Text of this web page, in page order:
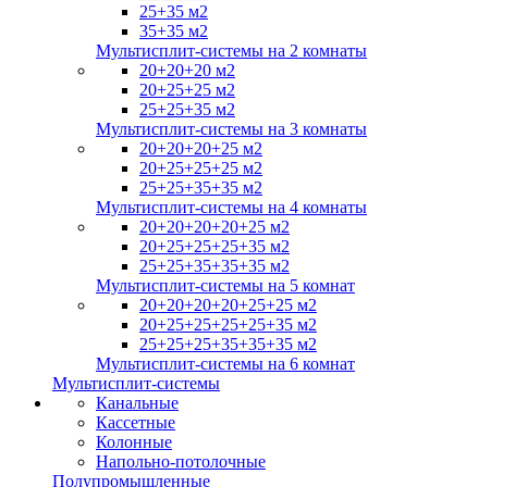
25+35 м2
35+35 м2
Мультисплит-системы на 2 комнаты
20+20+20 м2
20+25+25 м2
25+25+35 м2
Мультисплит-системы на 3 комнаты
20+20+20+25 м2
20+25+25+25 м2
25+25+35+35 м2
Мультисплит-системы на 4 комнаты
20+20+20+20+25 м2
20+25+25+25+35 м2
25+25+35+35+35 м2
Мультисплит-системы на 5 комнат
20+20+20+20+25+25 м2
20+25+25+25+25+35 м2
25+25+25+35+35+35 м2
Мультисплит-системы на 6 комнат
Мультисплит-системы
Канальные
Кассетные
Колонные
Напольно-потолочные
Полупромышленные